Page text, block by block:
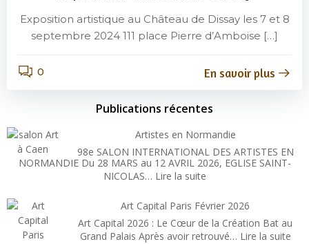
Exposition artistique au Château de Dissay les 7 et 8
septembre 2024 111 place Pierre d’Amboise […]
0 En savoir plus
Publications récentes
Artistes en Normandie
98e SALON INTERNATIONAL DES ARTISTES EN
NORMANDIE Du 28 MARS au 12 AVRIL 2026, EGLISE SAINT-
NICOLAS… Lire la suite:
en
Normandie
Art Capital Paris Février 2026
Art Capital 2026 : Le Cœur de la Création Bat au
Grand Palais Après avoir retrouvé… Lire la suite: